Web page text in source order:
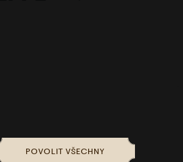
POVOLIT VŠECHNY